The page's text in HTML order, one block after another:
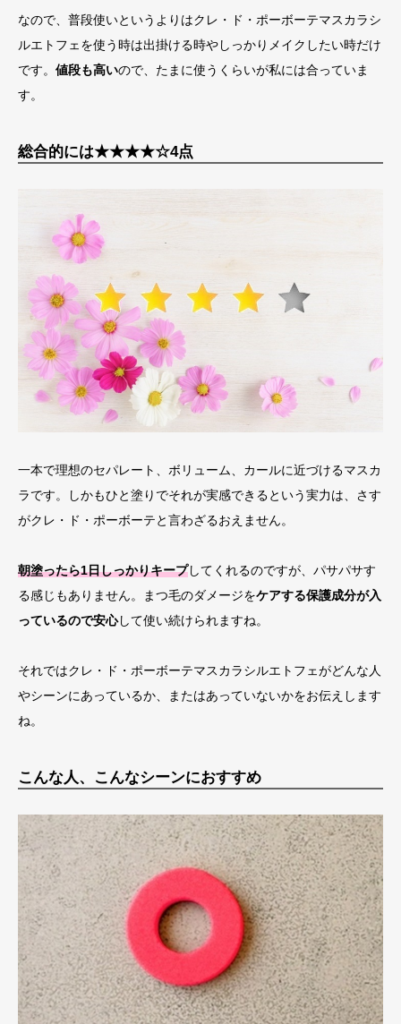
なので、普段使いというよりはクレ・ド・ポーボーテマスカラシ
ルエトフェを使う時は出掛ける時やしっかりメイクしたい時だけ
です。 値段も高いので、たまに使うくらいが私には合っていま
す。
総合的には★★★★☆4点
一本で理想のセパレート、ボリューム、カールに近づけるマスカ
ラです。しかもひと塗りでそれが実感できるという実力は、さす
がクレ・ド・ポーボーテと言わざるおえません。
朝塗ったら1日しっかりキープしてくれるのですが、パサパサす
る感じもありません。まつ毛のダメージをケアする保護成分が入
っているので安心して使い続けられますね。
それではクレ・ド・ポーボーテマスカラシルエトフェがどんな人
やシーンにあっているか、またはあっていないかをお伝えします
ね。
こんな人、こんなシーンにおすすめ